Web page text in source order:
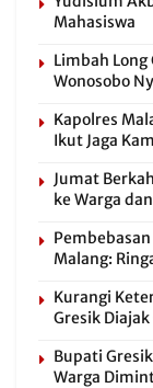
Mahasiswa
Limbah Long
Wonosobo
Kapolres
Ikut Jaga
Jumat
ke Warga
Malang:
Kurangi
Gresik
Bupati
Warga